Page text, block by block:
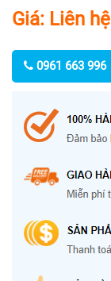
Giá: Liên hệ
0961 663 996